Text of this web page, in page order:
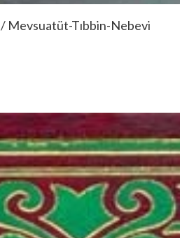
موسوعة الطب النبوي / Mevsuatüt-Tıbbin-Nebevi